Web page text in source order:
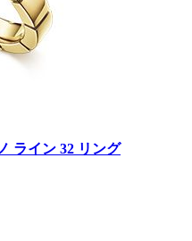
ライン 32 リング